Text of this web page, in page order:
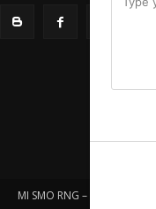
MI SMO RNG – IMPRESSUM